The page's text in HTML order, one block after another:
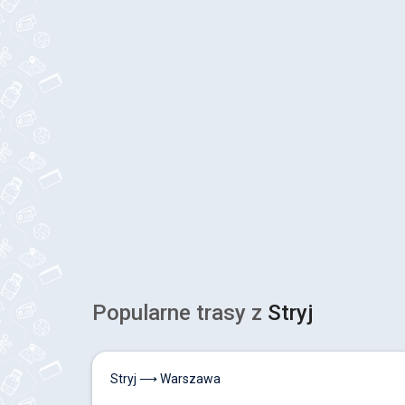
Popularne trasy z Stryj
Stryj ⟶ Warszawa